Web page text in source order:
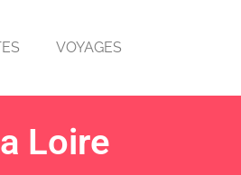
VOYAGES
Loire